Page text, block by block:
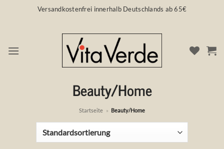
Versandkostenfrei innerhalb Deutschlands ab 65€
Beauty/Home
Startseite » Beauty/Home